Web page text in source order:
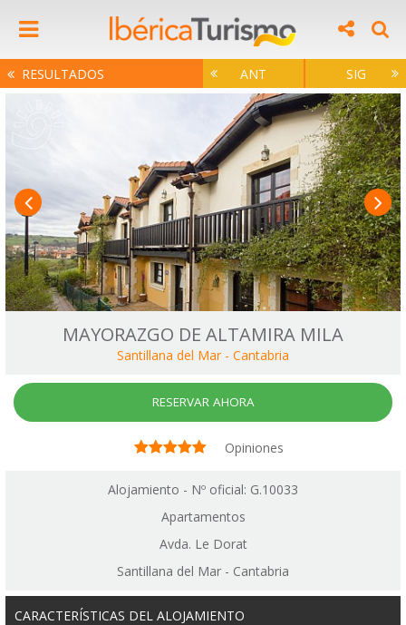
RESULTADOS ANT SIG
MAYORAZGO DE ALTAMIRA MILA
Santillana del Mar - Cantabria
RESERVAR AHORA
Opiniones
Alojamiento - Nº oficial: G.10033
Apartamentos
Avda. Le Dorat
Santillana del Mar - Cantabria
CARACTERÍSTICAS DEL ALOJAMIENTO